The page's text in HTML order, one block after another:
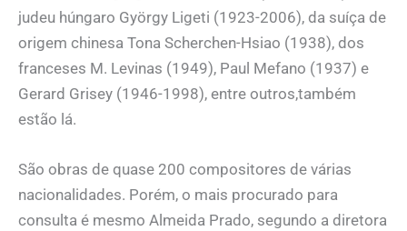
judeu húngaro György Ligeti (1923-2006), da suíça de
origem chinesa Tona Scherchen-Hsiao (1938), dos
franceses M. Levinas (1949), Paul Mefano (1937) e
Gerard Grisey (1946-1998), entre outros,também
estão lá.
São obras de quase 200 compositores de várias
nacionalidades. Porém, o mais procurado para
consulta é mesmo Almeida Prado, segundo a diretora